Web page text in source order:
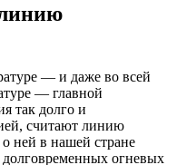
— и даже во всей
— главной
так долго и
считают линию
ней в нашей стране
огневых